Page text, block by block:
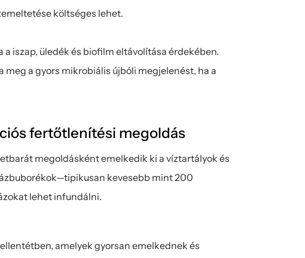
költséges lehet.
iszap, üledék és biofilm eltávolítása érdekében.
meg a gyors mikrobiális újbóli megjelenést, ha a
fertőtlenítési megoldás
megoldásként emelkedik ki a víztartályok és
kevesebb mint 200
lehet infundálni.
amelyek gyorsan emelkednek és